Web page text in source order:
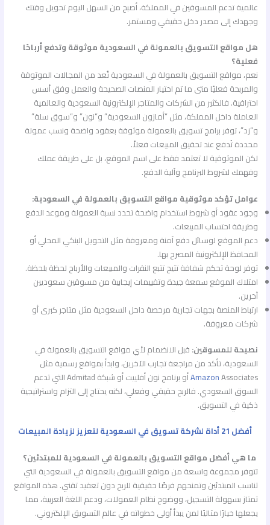
عالمية تدعم المسوقين في المملكة، أصبح من السهل اليوم تحويل وقتك
وجهدك إلى مصدر دخل حقيقي ومستمر.
هل مواقع التسويق بالعمولة في السعودية موثوقة وتدفع أرباحًا
فعلية؟
نعم، مواقع التسويق بالعمولة في السعودية تُعد من المجالات الموثوقة
والمربحة فعليًا متى ما تم اختيار المنصات الصحيحة والعمل وفق أسس
احترافية. فالكثير من الشركات والمتاجر الإلكترونية السعودية والعالمية
العاملة داخل المملكة، مثل “أمازون السعودية” و“نون” و“سوق سلة”
و“زد”، توفر برامج تسويق بالعمولة موثوقة بعقود واضحة ونسب عمولة
محددة تُدفع عند تحقيق المبيعات فعلاً.
لكن الموثوقية لا تعتمد فقط على اسم الموقع، بل على طريقة عملك
وفهمك لشروط البرنامج وآلية الدفع.
عوامل تؤكد موثوقية مواقع التسويق بالعمولة في السعودية:
وجود عقود أو شروط استخدام واضحة تحدد نسبة العمولة وموعد الدفع
وطريقة احتساب المبيعات.
دعم الموقع لوسائل دفع آمنة ومعروفة مثل التحويل البنكي المحلي أو
المحافظ الإلكترونية المصرح بها.
توفر لوحة تحكم شفافة تتيح تتبع النقرات والمبيعات والأرباح لحظة بلحظة.
امتلاك الموقع سمعة جيدة وتقييمات إيجابية من مسوقين سعوديين
آخرين.
ارتباط المنصة بجهات تجارية مرخصة داخل السعودية مثل متاجر كبرى أو
شركات معروفة.
نصيحة للمسوقين: قبل الانضمام لأي مواقع التسويق بالعمولة في
السعودية، تأكد من مراجعة تجارب الآخرين، وابدأ بمواقع رسمية مثل
Amazon
Associates أو برنامج نون أفلييت أو شبكة Admitad التي تدعم
السوق السعودي. فالربح حقيقي وفعلي، لكنه يحتاج إلى التزام واستراتيجية
ذكية في التسويق.
أفضل 21 أداة لشركة تسويق في السعودية لتعزيز لزيادة المبيعات
ما هي أفضل مواقع التسويق بالعمولة في السعودية للمبتدئين؟
تتوفر مجموعة واسعة من مواقع التسويق بالعمولة في السعودية التي
تناسب المبتدئين وتمنحهم فرصًا حقيقية للربح دون تعقيد تقني. هذه المواقع
تمتاز بسهولة التسجيل، ووضوح نظام العمولات، ودعم اللغة العربية، مما
يجعلها خيارًا مثاليًا لمن يبدأ أولى خطواته في عالم التسويق الإلكتروني.